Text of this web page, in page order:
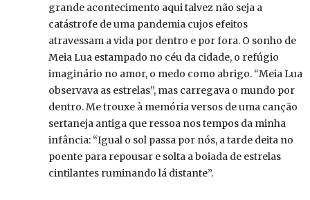
grande acontecimento aqui talvez não seja a
catástrofe de uma pandemia cujos efeitos
atravessam a vida por dentro e por fora. O sonho de
Meia Lua estampado no céu da cidade, o refúgio
imaginário no amor, o medo como abrigo. “Meia Lua
observava as estrelas”, mas carregava o mundo por
dentro. Me trouxe à memória versos de uma canção
sertaneja antiga que ressoa nos tempos da minha
infância: “Igual o sol passa por nós, a tarde deita no
poente para repousar e solta a boiada de estrelas
cintilantes ruminando lá distante”.